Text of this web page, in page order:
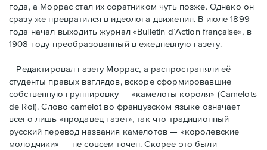
года, а Моррас стал их соратником чуть позже. Однако он
сразу же превратился в идеолога движения. В июле 1899
года начал выходить журнал «Bulletin d’Action française», в
1908 году преобразованный в ежедневную газету.
Редактировал газету Моррас, а распространяли её
студенты правых взглядов, вскоре сформировавшие
собственную группировку — «камелоты короля» (Camelots
de Roi). Слово camelot во французском языке означает
всего лишь «продавец газет», так что традиционный
русский перевод названия камелотов — «королевские
молодчики» — не совсем точен. Скорее это были